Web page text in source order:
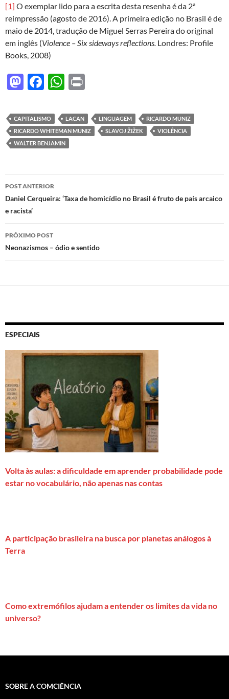
[1] O exemplar lido para a escrita desta resenha é da 2ª
reimpressão (agosto de 2016). A primeira edição no Brasil é de
maio de 2014, tradução de Miguel Serras Pereira do original
em inglês (Violence – Six sideways reflections. Londres: Profile
Books, 2008)
M
to
d
o
F
e
b
o
k
W
at
s
A
p
nt
CAPITALISMO LACAN LINGUAGEM
RICARDO MUNIZ
RICARDO WHITEMAN MUNIZ
SLAVOJ ŽIŽEK
VIOLÊNCIA
WALTER BENJAMIN
Navegação
de
posts
POST ANTERIOR
Daniel Cerqueira: ‘Taxa de homicídio no Brasil é fruto de país arcaico
e racista’
PRÓXIMO POST
Neonazismos – ódio e sentido
ESPECIAIS
Volta às aulas: a dificuldade em aprender probabilidade pode
estar no vocabulário, não apenas nas contas
A participação brasileira na busca por planetas análogos à
Terra
Como extremófilos ajudam a entender os limites da vida no
universo?
SOBRE A COMCIÊNCIA